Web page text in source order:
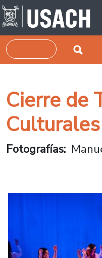
Skip to main content
Search
Cierre de
Culturales
Fotografías